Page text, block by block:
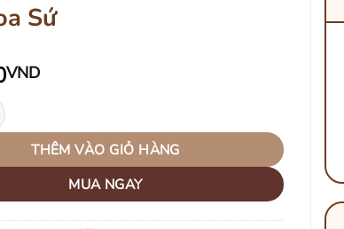
Sứ
VND
lượng
THÊM VÀO GIỎ HÀNG
MUA NGAY